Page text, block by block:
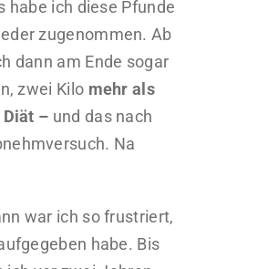
habe ich diese Pfunde
zugenommen. Ab
dann am Ende sogar
zwei Kilo mehr als
– und das nach
Na
war ich so frustriert,
habe. Bis